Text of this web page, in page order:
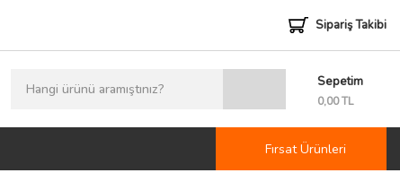
Sipariş Takibi
Sepetim
0,00 TL
Fırsat Ürünleri